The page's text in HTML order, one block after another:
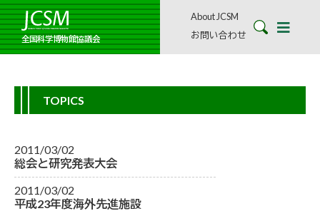
全国科学博物館協議会
About JCSM
お問い合わせ
TOPICS
2011/03/02
総会と研究発表大会
2011/03/02
平成23年度海外先進施設